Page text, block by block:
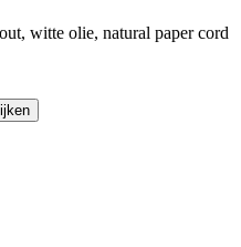
witte olie, natural paper cord